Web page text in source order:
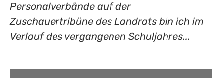
Personalverbände auf der
Zuschauertribüne des Landrats bin ich im
Verlauf des vergangenen Schuljahres...